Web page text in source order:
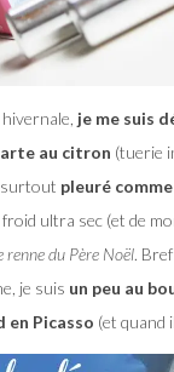
je me suis
au citron (tuerie
surtout pleuré
ultra sec (et de
renne du Père Noël.
je suis un peu au
en Picasso (et quand